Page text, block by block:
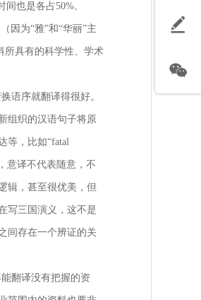
间也是各占50%。
因为“雅”和“华丽”主
所具有的科学性、学术
语序就翻译得很好。
组织的汉语句子将原
等，比如“fatal
意译不代表随意，不
辑，甚至很优美，但
写三国演义，这不是
间存在一个辨证的关
翻译没有把握的资